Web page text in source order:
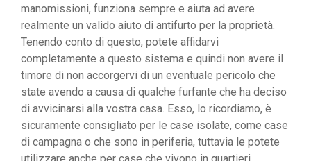
manomissioni, funziona sempre e aiuta ad avere
realmente un valido aiuto di antifurto per la proprietà.
Tenendo conto di questo, potete affidarvi
completamente a questo sistema e quindi non avere il
timore di non accorgervi di un eventuale pericolo che
state avendo a causa di qualche furfante che ha deciso
di avvicinarsi alla vostra casa. Esso, lo ricordiamo, è
sicuramente consigliato per le case isolate, come case
di campagna o che sono in periferia, tuttavia le potete